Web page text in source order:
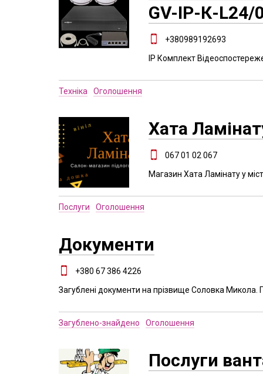
GV-ІР-К-L24/
+380989192693
IP Комплект
Техніка Оголошення
Хата
067 01 02 067
Магазин Хата Ламінату у
Послуги Оголошення
Документи
+380 67 386 4226
Загублені документи на прізвище Соловка Микола.
Загублено-знайдено Оголошення
Послуги